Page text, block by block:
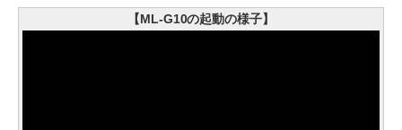
【ML-G10の起動の様子】